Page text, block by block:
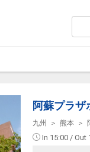
産の食材を生かした「本
ールやワイン、日本酒、
内
い外輪山のパノラマを一
の地産地消バイキングで
の前で作るオムレツや、
トーストが人気です。
～09:00（ラストオーダ
阿蘇プラザ
九州 熊本
In 15:00 / Out